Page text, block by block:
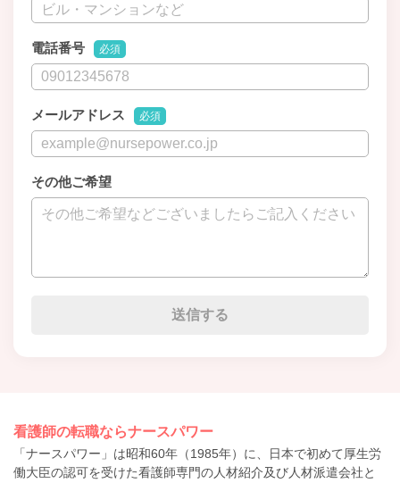
電話番号 必須
メールアドレス 必須
その他ご希望
看護師の転職ならナースパワー
「ナースパワー」は昭和60年（1985年）に、日本で初めて厚生労
働大臣の認可を受けた看護師専門の人材紹介及び人材派遣会社と